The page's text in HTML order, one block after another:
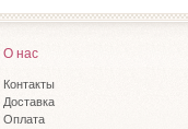
О нас
Контакты
Доставка
Оплата